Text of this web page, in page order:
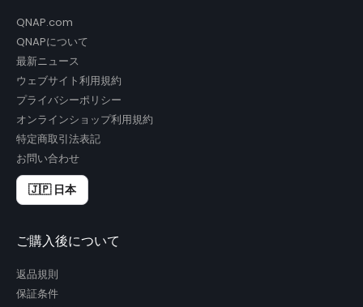
QNAP.com
QNAPについて
最新ニュース
ウェブサイト利用規約
プライバシーポリシー
オンラインショップ利用規約
特定商取引法表記
お問い合わせ
🇯🇵 日本
ご購入後について
返品規則
保証条件